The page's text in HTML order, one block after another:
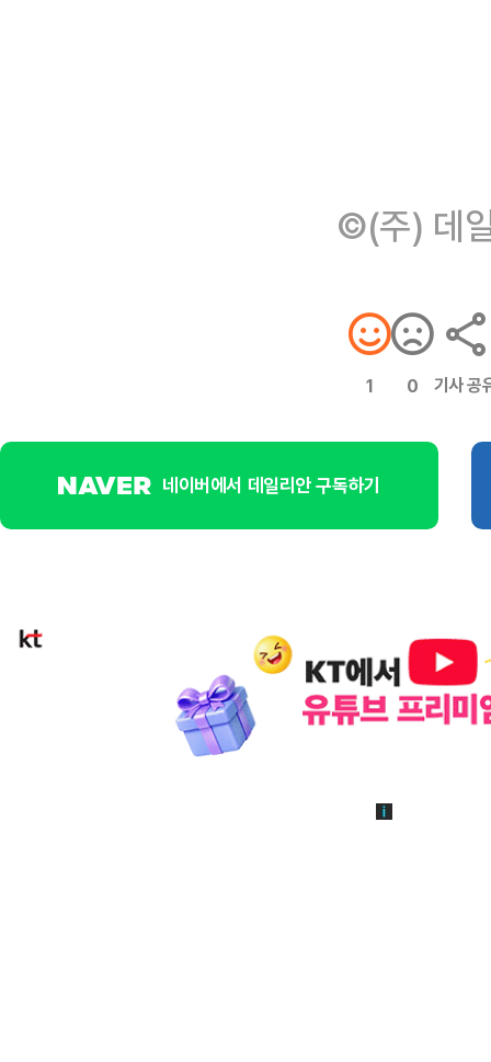
©(주) 데
1 0 기사 공
네이버에서 데일리안 구독하기